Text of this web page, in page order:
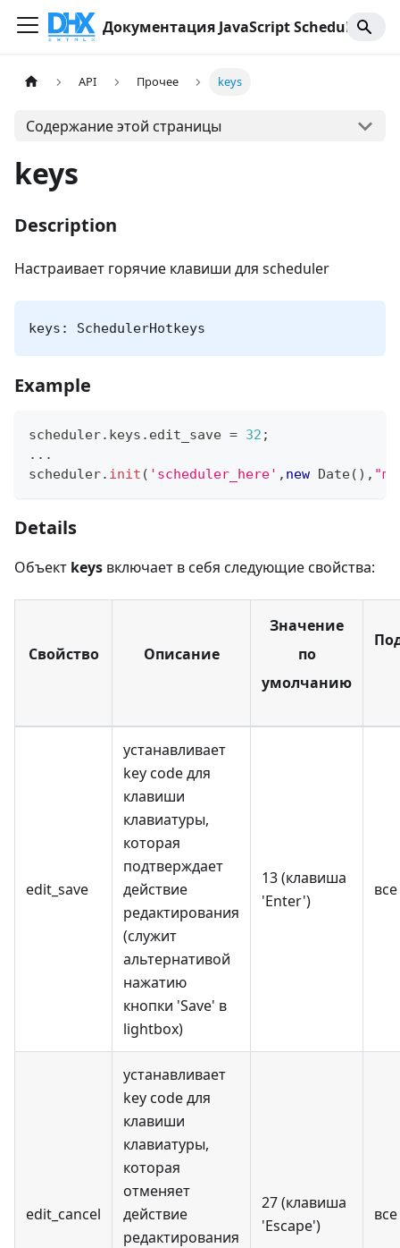
Документация JavaScript Scheduler
API Прочее keys
Содержание этой страницы
keys
Description
Настраивает горячие клавиши для scheduler
keys: SchedulerHotkeys
Example
scheduler. keys . edit_save = 32 ;
...
scheduler. init ( 'scheduler_here' , new Date( ) ,
Details
Объект keys включает в себя следующие свойства:
Свойство Описание
Значение
по
умолчанию
edit_save
устанавливает
key code для
клавиши
клавиатуры,
которая
подтверждает
действие
редактирования
(служит
альтернативой
нажатию
кнопки 'Save' в
lightbox)
13 (клавиша
'Enter')
edit_cancel
устанавливает
key code для
клавиши
клавиатуры,
которая
отменяет
действие
редактирования
27 (клавиша
'Escape')